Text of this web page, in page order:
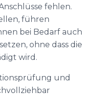
fehlen.
führen
bei Bedarf auch
ohne dass die
wird.
und